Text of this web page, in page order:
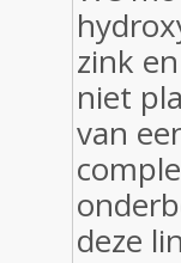
zink
niet
van
deze